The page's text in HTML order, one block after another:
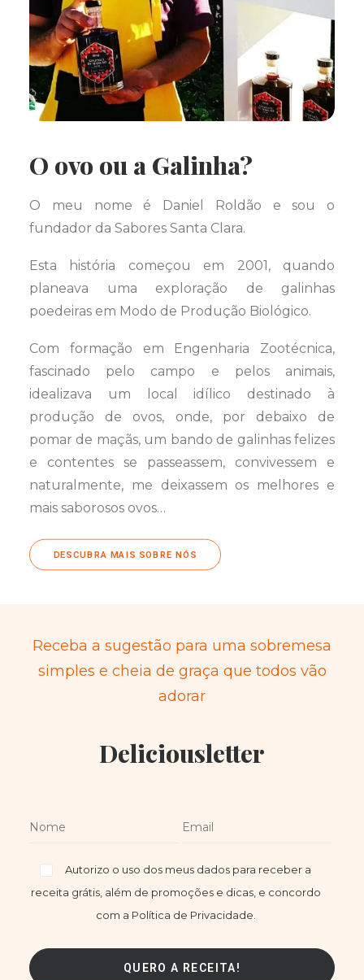
O ovo ou a Galinha?
O meu nome é Daniel Roldão e sou o
fundador da Sabores Santa Clara.
Esta história começou em 2001, quando
planeava uma exploração de galinhas
poedeiras em Modo de Produção Biológico.
Com formação em Engenharia Zootécnica,
fascinado pelo campo e pelos animais,
idealizava um local idílico destinado à
produção de ovos, onde, por debaixo de
pomar de maçãs, um bando de galinhas felizes
e contentes se passeassem, convivessem e
naturalmente, me deixassem os melhores e
mais saborosos ovos…
DESCUBRA MAIS SOBRE NÓS
Receba a sugestão para uma sobremesa
simples e cheia de graça que todos vão
adorar
Deliciousletter
Autorizo o uso dos meus dados para receber a
receita grátis, além de promoções e dicas, e concordo
com a Política de Privacidade.